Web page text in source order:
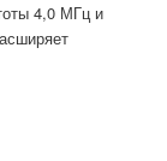
4,0 МГц и